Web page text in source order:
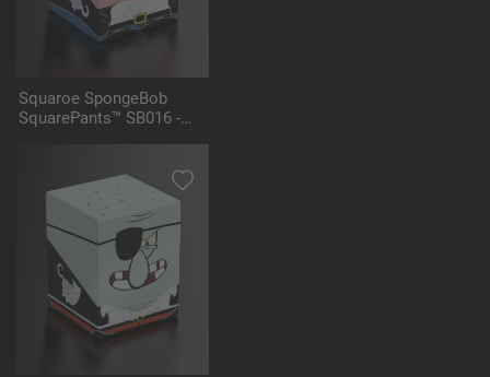
Squaroe SpongeBob
SquarePants™ SB016 -